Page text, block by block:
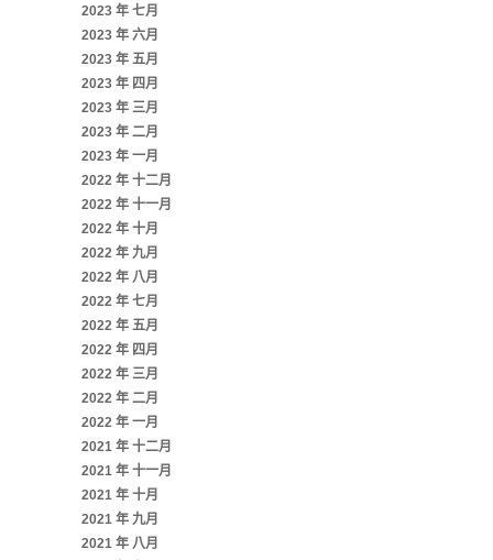
2023 年 七月
2023 年 六月
2023 年 五月
2023 年 四月
2023 年 三月
2023 年 二月
2023 年 一月
2022 年 十二月
2022 年 十一月
2022 年 十月
2022 年 九月
2022 年 八月
2022 年 七月
2022 年 五月
2022 年 四月
2022 年 三月
2022 年 二月
2022 年 一月
2021 年 十二月
2021 年 十一月
2021 年 十月
2021 年 九月
2021 年 八月